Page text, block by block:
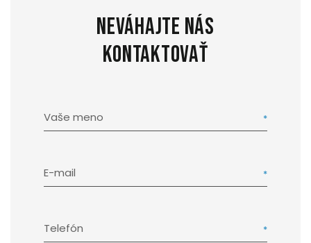
Neváhajte nás
kontaktovať
Vaše meno
E-mail
Telefón